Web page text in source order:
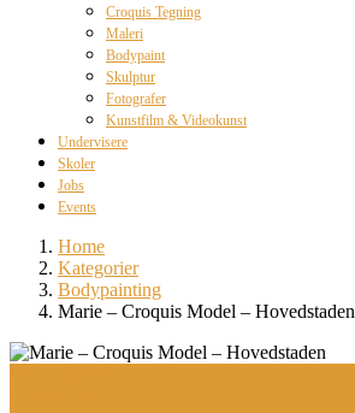
Croquis Tegning
Maleri
Bodypaint
Skulptur
Fotografer
Kunstfilm & Videokunst
Undervisere
Skoler
Jobs
Events
Home
Kategorier
Bodypainting
Marie – Croquis Model – Hovedstaden